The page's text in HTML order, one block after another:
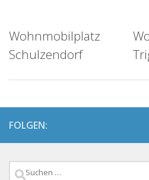
Wohnmobilplatz
Schulzendorf
FOLGEN:
Suchen